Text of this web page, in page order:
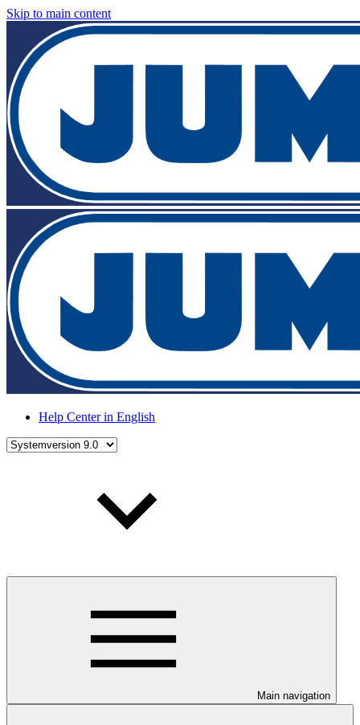
Skip to main content
Help Center in English
Main navigation